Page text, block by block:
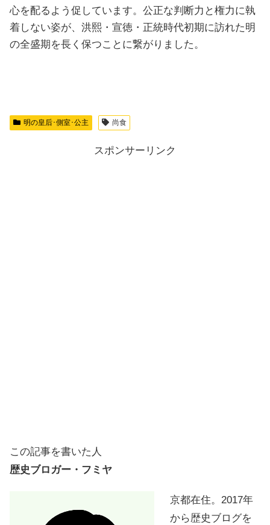
心を配るよう促しています。公正な判断力と権力に執
着しない姿が、洪熙・宣徳・正統時代初期に訪れた明
の全盛期を長く保つことに繋がりました。
明の皇后･側室･公主 尚食
スポンサーリンク
この記事を書いた人
歴史ブロガー・フミヤ
京都在住。2017年
から歴史ブログを